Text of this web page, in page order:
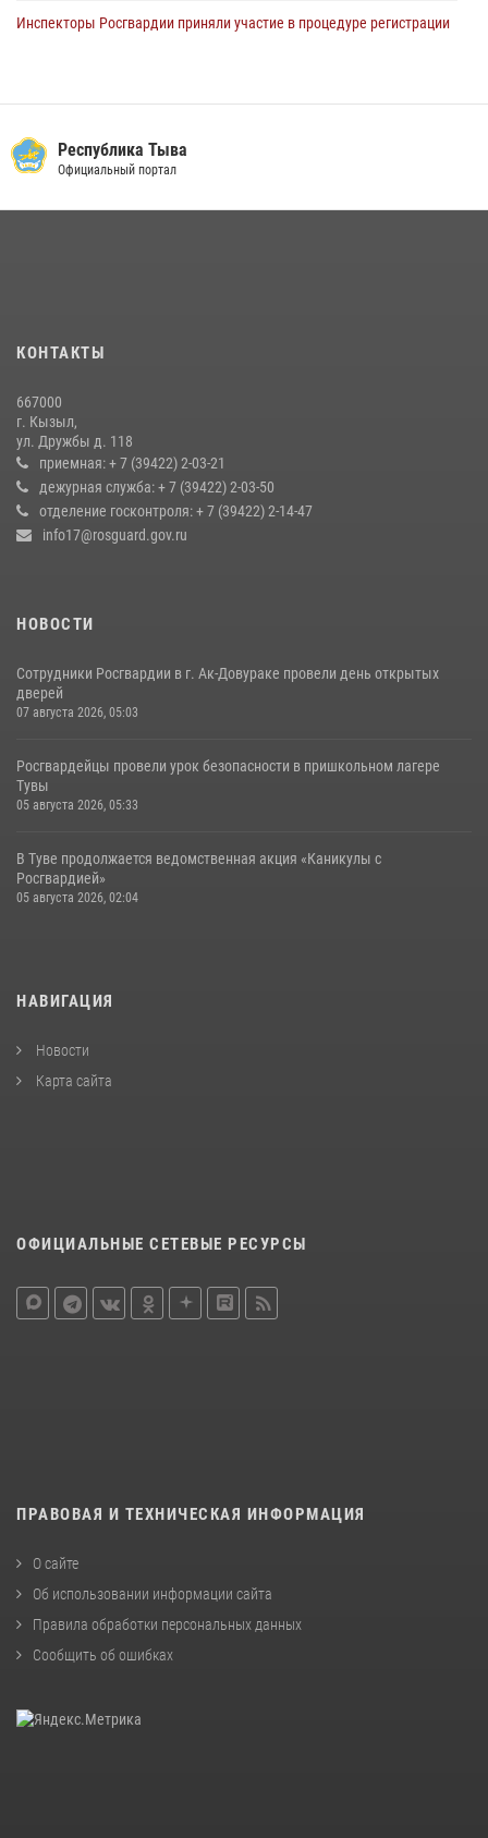
Инспекторы Росгвардии приняли участие в процедуре регистрации
Спортсмены Росгвардии стали победителями и призерами
Чемпионата по лёгкой атлетике Наадым-2026
русской культуры Верховьё
Кызылчанин поблагодарил сотрудников Росгвардии за
оперативное реагирование в решении конфликтной ситуации
17 июля 2026, 07:22 1
Республика Тыва
Официальный портал
КОНТАКТЫ
667000
г. Кызыл,
ул. Дружбы д. 118
приемная: + 7 (39422) 2-03-21
дежурная служба: + 7 (39422) 2-03-50
отделение госконтроля: + 7 (39422) 2-14-47
info17@rosguard.gov.ru
НОВОСТИ
Сотрудники Росгвардии в г. Ак-Довураке провели день открытых
дверей
07 августа 2026, 05:03
Росгвардейцы провели урок безопасности в пришкольном лагере
Тувы
05 августа 2026, 05:33
В Туве продолжается ведомственная акция «Каникулы с
Росгвардией»
05 августа 2026, 02:04
НАВИГАЦИЯ
Новости
Карта сайта
ОФИЦИАЛЬНЫЕ СЕТЕВЫЕ РЕСУРСЫ
ПРАВОВАЯ И ТЕХНИЧЕСКАЯ ИНФОРМАЦИЯ
О сайте
Об использовании информации сайта
Правила обработки персональных данных
Сообщить об ошибках